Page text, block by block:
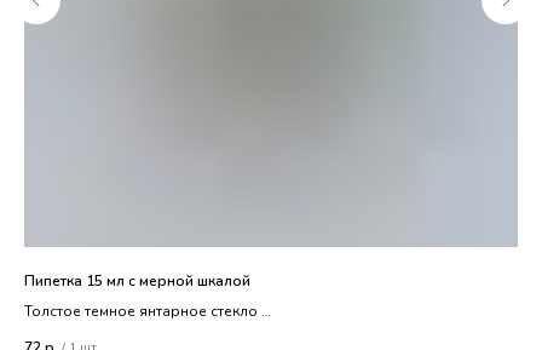
Пипетка 15 мл с мерной шкалой
Толстое темное янтарное стекло